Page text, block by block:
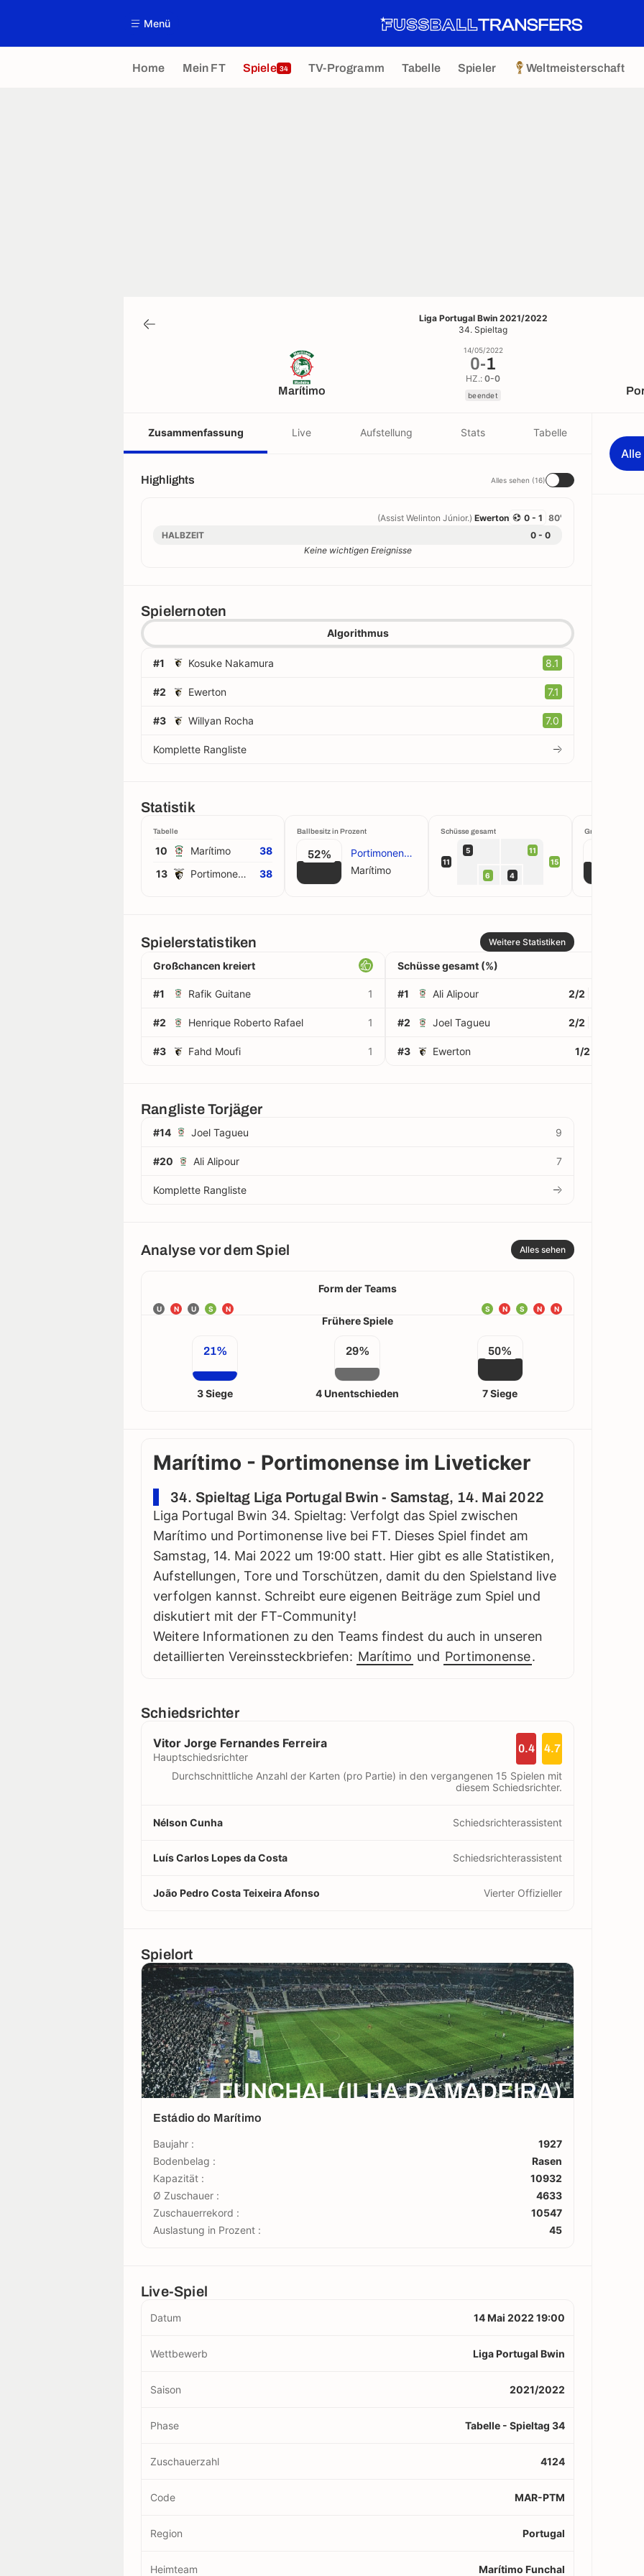
Menü
Home Mein FT Spiele 34 TV-Programm Tabelle Spieler Weltmeisterschaft
Liga Portugal Bwin 2021/2022
34. Spieltag
Marítimo
14/05/2022
0-1
HZ.: 0-0
beendet
Zusammenfassung Live Aufstellung Stats Tabelle
Highlights Alles sehen (16)
80'
0 - 1
(Assist Welinton Júnior.) Ewerton
HALBZEIT
0 - 0
Keine wichtigen Ereignisse
Spielernoten
Algorithmus
#1 Kosuke Nakamura 8.1
#2 Ewerton 7.1
#3 Willyan Rocha 7.0
Komplette Rangliste
Statistik
Tabelle
10 Marítimo
38
13
Portimonense 38
Ballbesitz in Prozent
52%
Portimonense
Marítimo
Schüsse gesamt
11
5 11
6 4
15
Großchancen
Spielerstatistiken Weitere Statistiken
Großchancen kreiert
#1 Rafik Guitane 1
#2 Henrique Roberto Rafael 1
#3 Fahd Moufi 1
Schüsse gesamt (%)
#1 Ali Alipour 2/2
#2 Joel Tagueu 2/2
#3 Ewerton 1/2
Rangliste Torjäger
#14 Joel Tagueu 9
#20 Ali Alipour 7
Komplette Rangliste
Analyse vor dem Spiel Alles sehen
Form der Teams
U N U S N N
N
S
N
S
Frühere Spiele
21%
3 Siege
29%
4 Unentschieden
50%
7 Siege
Marítimo - Portimonense im Liveticker
34. Spieltag Liga Portugal Bwin - Samstag, 14. Mai 2022
Liga Portugal Bwin 34. Spieltag: Verfolgt das Spiel zwischen
Marítimo und Portimonense live bei FT. Dieses Spiel findet am
Samstag, 14. Mai 2022 um 19:00 statt. Hier gibt es alle Statistiken,
Aufstellungen, Tore und Torschützen, damit du den Spielstand live
verfolgen kannst. Schreibt eure eigenen Beiträge zum Spiel und
diskutiert mit der FT-Community!
Weitere Informationen zu den Teams findest du auch in unseren
detaillierten Vereinssteckbriefen: Marítimo und Portimonense.
Schiedsrichter
Vitor Jorge Fernandes Ferreira
Hauptschiedsrichter
0.4 4.7
Durchschnittliche Anzahl der Karten (pro Partie) in den vergangenen 15 Spielen mit
diesem Schiedsrichter.
Nélson Cunha Schiedsrichterassistent
Luís Carlos Lopes da Costa Schiedsrichterassistent
João Pedro Costa Teixeira Afonso Vierter Offizieller
Spielort
FUNCHAL (ILHA DA MADEIRA)
Estádio do Marítimo
Baujahr :
1927
Bodenbelag :
Rasen
Kapazität :
10932
Ø Zuschauer :
4633
Zuschauerrekord :
10547
Auslastung in Prozent :
45
Live-Spiel
Datum 14 Mai 2022 19:00
Wettbewerb Liga Portugal Bwin
Saison 2021/2022
Phase Tabelle - Spieltag 34
Zuschauerzahl 4124
Code MAR-PTM
Region Portugal
Heimteam Marítimo Funchal
Alle